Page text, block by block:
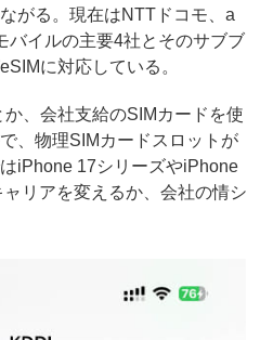
がる。現在はNTTドコモ、a
バイルの主要4社とそのサブブ
に対応している。
、会社支給のSIMカードを使
、物理SIMカードスロットが
iPhone 17シリーズやiPhone
リアを変えるか、会社の情シ